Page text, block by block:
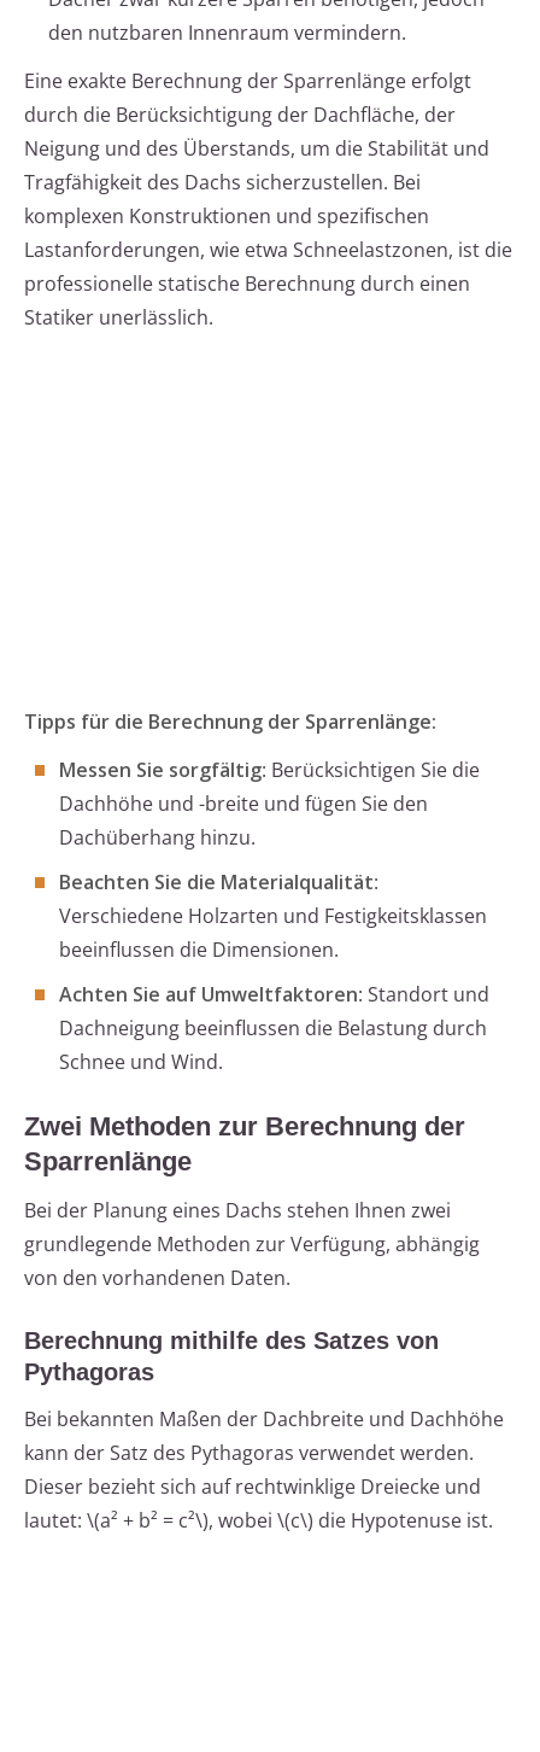
den nutzbaren Innenraum vermindern.
Eine exakte Berechnung der Sparrenlänge erfolgt
durch die Berücksichtigung der Dachfläche, der
Neigung und des Überstands, um die Stabilität und
Tragfähigkeit des Dachs sicherzustellen. Bei
komplexen Konstruktionen und spezifischen
Lastanforderungen, wie etwa Schneelastzonen, ist die
professionelle statische Berechnung durch einen
Statiker unerlässlich.
Tipps für die Berechnung der Sparrenlänge:
Messen Sie sorgfältig: Berücksichtigen Sie die
Dachhöhe und -breite und fügen Sie den
Dachüberhang hinzu.
Beachten Sie die Materialqualität:
Verschiedene Holzarten und Festigkeitsklassen
beeinflussen die Dimensionen.
Achten Sie auf Umweltfaktoren: Standort und
Dachneigung beeinflussen die Belastung durch
Schnee und Wind.
Zwei Methoden zur Berechnung der
Sparrenlänge
Bei der Planung eines Dachs stehen Ihnen zwei
grundlegende Methoden zur Verfügung, abhängig
von den vorhandenen Daten.
Berechnung mithilfe des Satzes von
Pythagoras
Bei bekannten Maßen der Dachbreite und Dachhöhe
kann der Satz des Pythagoras verwendet werden.
Dieser bezieht sich auf rechtwinklige Dreiecke und
lautet: \(a² + b² = c²\), wobei \(c\) die Hypotenuse ist.